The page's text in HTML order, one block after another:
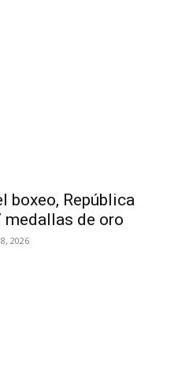
boxeo, República
medallas de oro
2026